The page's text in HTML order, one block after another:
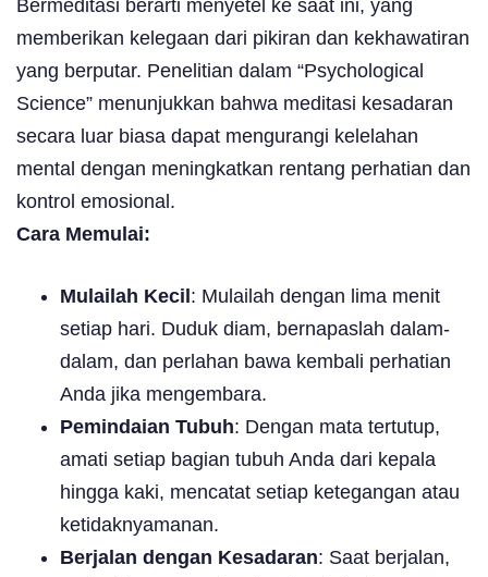
Bermeditasi berarti menyetel ke saat ini, yang
memberikan kelegaan dari pikiran dan kekhawatiran
yang berputar. Penelitian dalam “Psychological
Science” menunjukkan bahwa meditasi kesadaran
secara luar biasa dapat mengurangi kelelahan
mental dengan meningkatkan rentang perhatian dan
kontrol emosional.
Cara Memulai:
Mulailah Kecil: Mulailah dengan lima menit
setiap hari. Duduk diam, bernapaslah dalam-
dalam, dan perlahan bawa kembali perhatian
Anda jika mengembara.
Pemindaian Tubuh: Dengan mata tertutup,
amati setiap bagian tubuh Anda dari kepala
hingga kaki, mencatat setiap ketegangan atau
ketidaknyamanan.
Berjalan dengan Kesadaran: Saat berjalan,